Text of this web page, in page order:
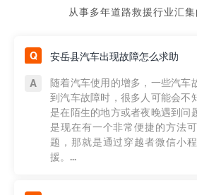
从事多年道路救援行业汇
安岳县汽车出现故障怎么求助
随着汽车使用的增多，一些汽车
到汽车故障时，很多人可能会不
是在陌生的地方或者夜晚遇到问
是现在有一个非常便捷的方法
题，那就是通过穿越者微信小
援。...